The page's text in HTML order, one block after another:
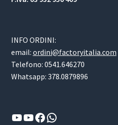
INFO ORDINI:
email: ordini@factoryitalia.com
Telefono: 0541.646270
Whatsapp: 378.0879896
YouTube
YouTube
Facebook
WhatsApp